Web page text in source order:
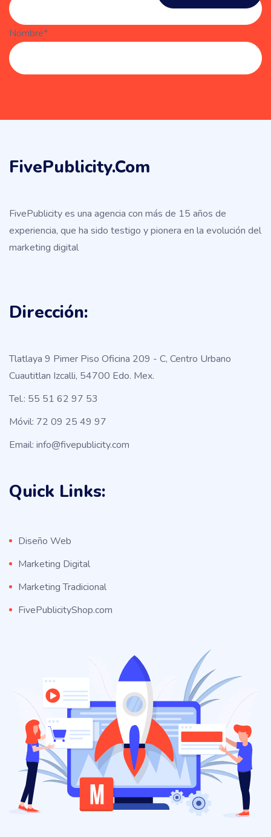
Nombre*
FivePublicity.com
FivePublicity es una agencia con más de 15 años de
experiencia, que ha sido testigo y pionera en la evolución del
marketing digital
Dirección:
Tlatlaya 9 Pimer Piso Oficina 209 - C, Centro Urbano
Cuautitlan Izcalli, 54700 Edo. Mex.
Tel.: 55 51 62 97 53
Móvil: 72 09 25 49 97
Email: info@fivepublicity.com
Quick Links:
Diseño Web
Marketing Digital
Marketing Tradicional
FivePublicityShop.com